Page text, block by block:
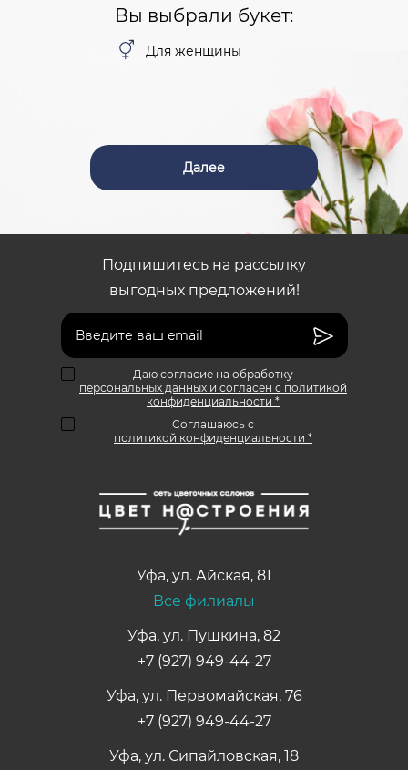
Вы выбрали букет:
Для женщины
Далее
Подпишитесь на рассылку
выгодных предложений!
Даю согласие на обработку
персональных данных и согласен с политикой
конфиденциальности *
Соглашаюсь с
политикой конфиденциальности *
Уфа, ул. Айская, 81
Все филиалы
Уфа, ул. Пушкина, 82
+7 (927) 949-44-27
Уфа, ул. Первомайская, 76
+7 (927) 949-44-27
Уфа, ул. Сипайловская, 18